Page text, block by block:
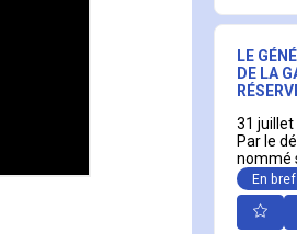
LE
DE LA
31 juillet
Par le
nommé
En bref